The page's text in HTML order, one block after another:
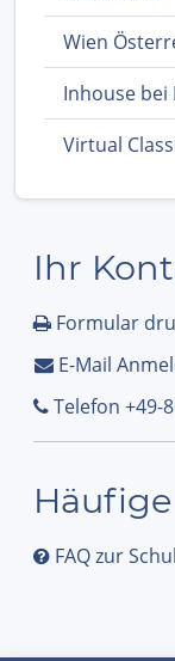
Wien
Inhouse
Virtual
Ihr
Formular
E-Mail
Telefon +49-
FAQ zur